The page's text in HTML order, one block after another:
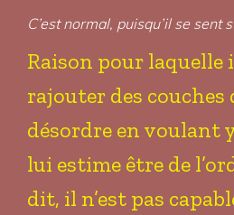
C’est normal, puisqu’il se sent
Raison pour laquelle
rajouter des couches
désordre en voulant
lui estime être de
dit, il n’est pas